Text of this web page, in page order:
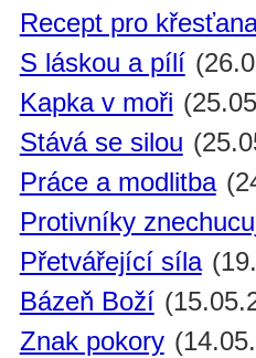
Recept pro
S láskou a pílí
Kapka v moři
Stává se silou
Práce a modlitba
Protivníky
Přetvářející síla
Bázeň Boží
Znak pokory